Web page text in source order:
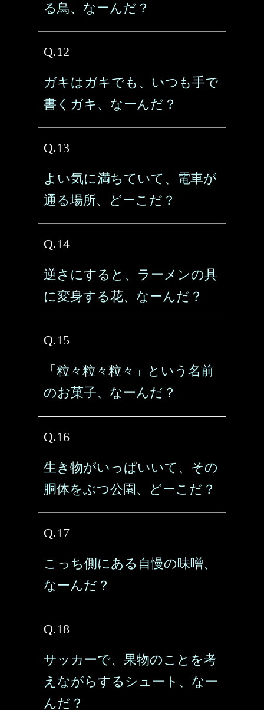
る鳥、なーんだ？
Q.12
ガキはガキでも、いつも手で
書くガキ、なーんだ？
Q.13
よい気に満ちていて、電車が
通る場所、どーこだ？
Q.14
逆さにすると、ラーメンの具
に変身する花、なーんだ？
Q.15
「粒々粒々粒々」という名前
のお菓子、なーんだ？
Q.16
生き物がいっぱいいて、その
胴体をぶつ公園、どーこだ？
Q.17
こっち側にある自慢の味噌、
なーんだ？
Q.18
サッカーで、果物のことを考
えながらするシュート、なー
んだ？